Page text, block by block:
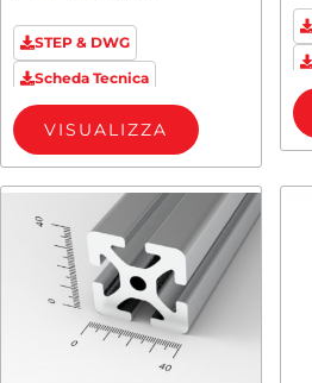
STEP & DWG
Scheda Tecnica
VISUALIZZA